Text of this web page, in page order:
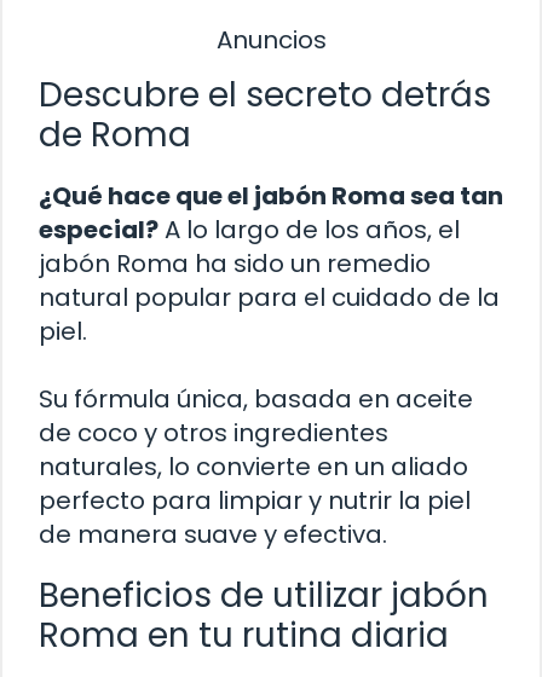
Anuncios
Descubre el secreto detrás
de Roma
¿Qué hace que el jabón Roma sea tan
especial?A lo largo de los años, el
jabón Roma ha sido un remedio
natural popular para el cuidado de la
piel.
Su fórmula única, basada en aceite
de coco y otros ingredientes
naturales, lo convierte en un aliado
perfecto para limpiar y nutrir la piel
de manera suave y efectiva.
Beneficios de utilizar jabón
Roma en tu rutina diaria